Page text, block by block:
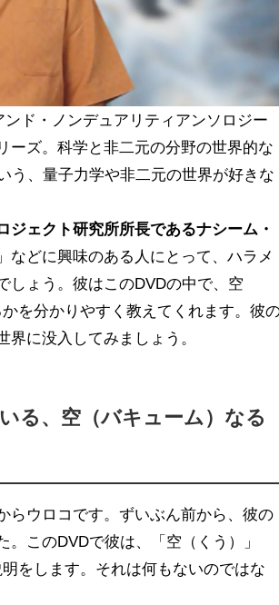
ド・ノンデュアリティアンソロジー
ーズ。科学と非二元の分野の世界的な
う、量子力学や非二元の世界が好きな
ジェクト研究所所長であるナシーム・
などに興味のある人にとって、ハラメ
しょう。彼はこのDVDの中で、空
を分かりやすく教えてくれます。彼
に没入してみましょう。
る、空（バキューム）なる
らウロコです。ずいぶん前から、彼の
このDVDで彼は、「空（くう）」
をします。それは何もないのではな